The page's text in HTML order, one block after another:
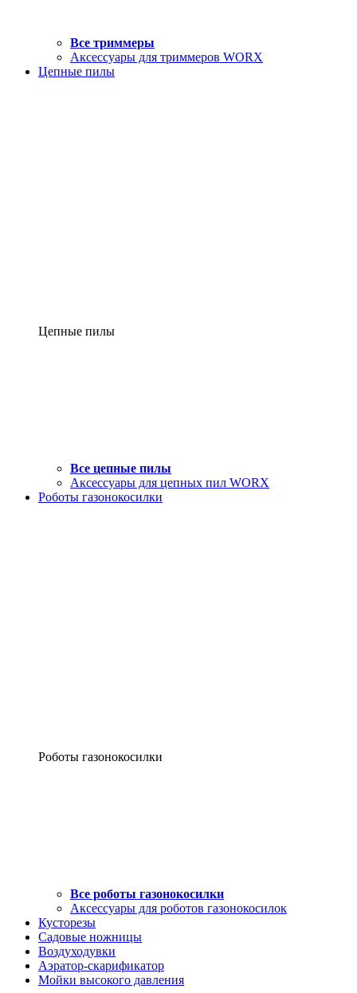
Все триммеры
Аксессуары для триммеров WORX
Цепные пилы
Цепные пилы
Все цепные пилы
Аксессуары для цепных пил WORX
Роботы газонокосилки
Роботы газонокосилки
Все роботы газонокосилки
Аксессуары для роботов газонокосилок
Кусторезы
Садовые ножницы
Воздуходувки
Аэратор-скарификатор
Мойки высокого давления